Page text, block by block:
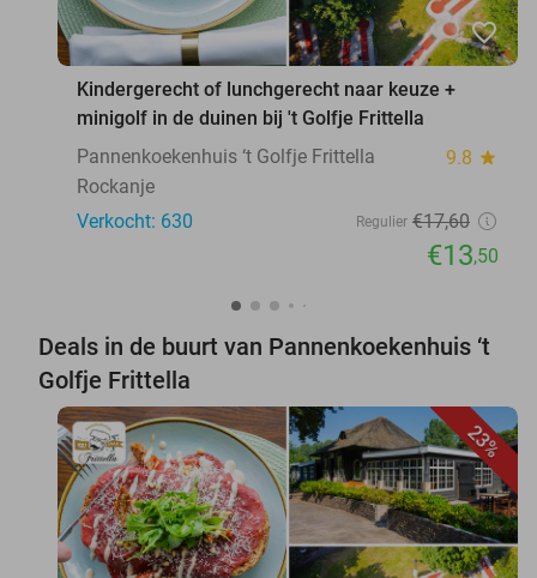
favorite_border
Kindergerecht of lunchgerecht naar keuze +
minigolf in de duinen bij 't Golfje Frittella
Pannenkoekenhuis ‘t Golfje Frittella
9.8 star
Rockanje
Verkocht: 630
Regulier €17,60
€13,50
Deals in de buurt van Pannenkoekenhuis ‘t
Golfje Frittella
23%